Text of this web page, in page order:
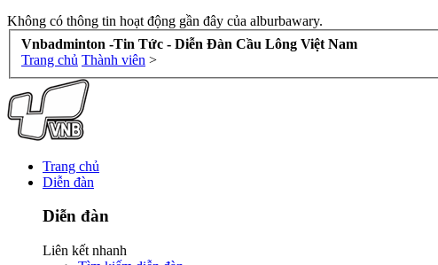
Không có thông tin hoạt động gần đây của alburbawary.
Vnbadminton -Tin Tức - Diễn Đàn Cầu Lông Việt Nam
Trang chủ Thành viên >
Trang chủ
Diễn đàn
Diễn đàn
Liên kết nhanh